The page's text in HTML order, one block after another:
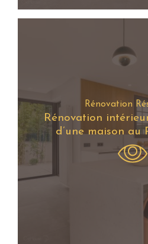
Rénovation
Rénovation
d’une maison au